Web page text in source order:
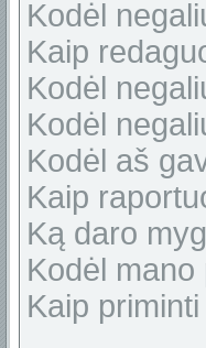
Kodėl
Kaip
Kodėl
Kodėl
Kodėl aš
Kaip
Ką daro
Kodėl
Kaip